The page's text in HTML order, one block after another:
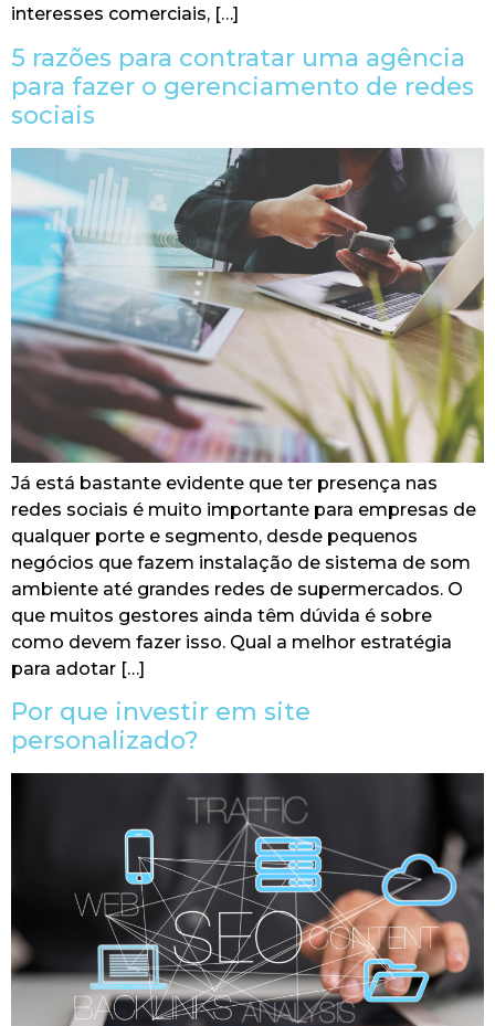
interesses comerciais, […]
5 razões para contratar uma agência
para fazer o gerenciamento de redes
sociais
Já está bastante evidente que ter presença nas
redes sociais é muito importante para empresas de
qualquer porte e segmento, desde pequenos
negócios que fazem instalação de sistema de som
ambiente até grandes redes de supermercados. O
que muitos gestores ainda têm dúvida é sobre
como devem fazer isso. Qual a melhor estratégia
para adotar […]
Por que investir em site
personalizado?